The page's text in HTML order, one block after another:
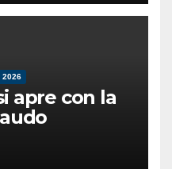
2026
apre con la